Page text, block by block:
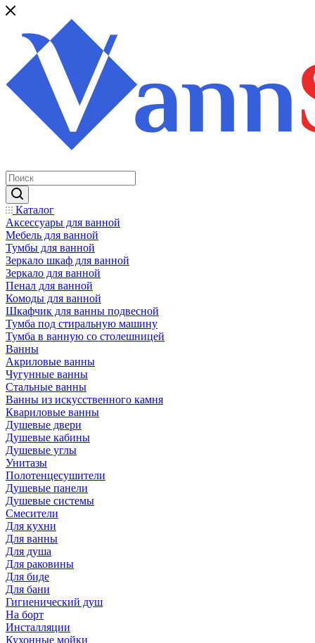
Каталог
Аксессуары для ванной
Мебель для ванной
Тумбы для ванной
Зеркало шкаф для ванной
Зеркало для ванной
Пенал для ванной
Комоды для ванной
Шкафчик для ванны подвесной
Тумба под стиральную машину
Тумба в ванную со столешницей
Ванны
Акриловые ванны
Чугунные ванны
Стальные ванны
Ванны из искусственного камня
Квариловые ванны
Душевые двери
Душевые кабины
Душевые углы
Унитазы
Полотенцесушители
Душевые панели
Душевые системы
Смесители
Для кухни
Для ванны
Для душа
Для раковины
Для биде
Для бани
Гигиенический душ
На борт
Инсталляции
Кухонные мойки